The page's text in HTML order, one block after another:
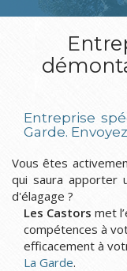
Entreprise
Garde.
Vous êtes
qui saura apporter
d'élagage ?
Les Castors met
compétences à
efficacement à
La Garde.